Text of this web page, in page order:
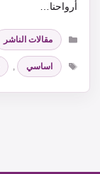
أرواحنا…
التصنيفات
مقالات الناشر
الوسوم
اساسي ,